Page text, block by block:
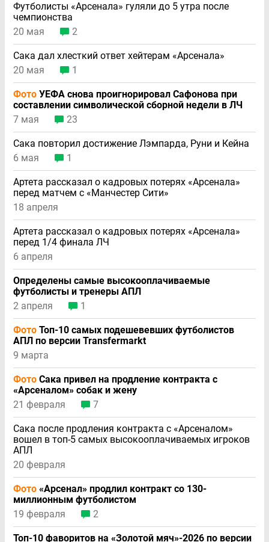
Футболисты «Арсенала» гуляли до 5 утра после
чемпионства
20 мая
2
Сака дал хлесткий ответ хейтерам «Арсенала»
20 мая
1
Фото УЕФА снова проигнорировал Сафонова при
составлении символической сборной недели в ЛЧ
7 мая
23
Сака повторил достижение Лэмпарда, Руни и Кейна
6 мая
1
Артета рассказал о кадровых потерях «Арсенала»
перед матчем с «Манчестер Сити»
18 апреля
Артета рассказал о кадровых потерях «Арсенала»
перед 1/4 финала ЛЧ
6 апреля
Определены самые высокооплачиваемые
футболисты и тренеры АПЛ
2 апреля
1
Фото Топ-10 самых подешевевших футболистов
АПЛ по версии Transfermarkt
9 марта
Фото Сака привел на продление контракта с
«Арсеналом» собак и жену
21 февраля
7
Сака после продления контракта с «Арсеналом»
вошел в топ-5 самых высокооплачиваемых игроков
АПЛ
20 февраля
Фото «Арсенал» продлил контракт со 130-
миллионным футболистом
19 февраля
2
Топ-10 фаворитов на «Золотой мяч»-2026 по версии